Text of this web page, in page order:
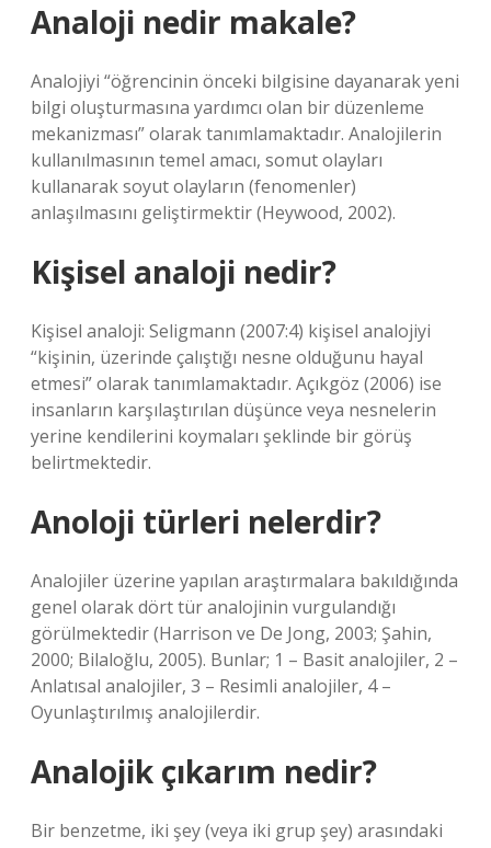
Analoji nedir makale?
Analojiyi “öğrencinin önceki bilgisine dayanarak yeni
bilgi oluşturmasına yardımcı olan bir düzenleme
mekanizması” olarak tanımlamaktadır. Analojilerin
kullanılmasının temel amacı, somut olayları
kullanarak soyut olayların (fenomenler)
anlaşılmasını geliştirmektir (Heywood, 2002).
Kişisel analoji nedir?
Kişisel analoji: Seligmann (2007:4) kişisel analojiyi
“kişinin, üzerinde çalıştığı nesne olduğunu hayal
etmesi” olarak tanımlamaktadır. Açıkgöz (2006) ise
insanların karşılaştırılan düşünce veya nesnelerin
yerine kendilerini koymaları şeklinde bir görüş
belirtmektedir.
Anoloji türleri nelerdir?
Analojiler üzerine yapılan araştırmalara bakıldığında
genel olarak dört tür analojinin vurgulandığı
görülmektedir (Harrison ve De Jong, 2003; Şahin,
2000; Bilaloğlu, 2005). Bunlar; 1 – Basit analojiler, 2 –
Anlatısal analojiler, 3 – Resimli analojiler, 4 –
Oyunlaştırılmış analojilerdir.
Analojik çıkarım nedir?
Bir benzetme, iki şey (veya iki grup şey) arasındaki